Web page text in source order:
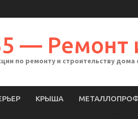
— Ремонт
по ремонту и строительству дома
КРЫША